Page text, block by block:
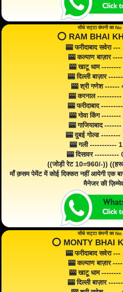
सीधे सट्टा कंपनी का No
⭕️ RAM BHAI
🎰 फरीदाबाद सवेरा
🎰 कल्याण बाज़ार
🎰 खाटू धाम
🎰 दिल्ली बाज़ार
🎰 श्री गणेश ------
🎰 करनाल
🎰 फरीदाबाद
🎰 गोवा किंग
🎰 गाजियाबाद
🎰 दुबई गोल्ड
🎰 गली -----------
🎰 दिसावर
((जोड़ी रेट 10=960/-))
माँ क़सम पेमेंट में कोई दिक्कत नहीं आयेगी एक
मैनेजर की
सीधे सट्टा कंपनी का No
⭕️ MONTY BHAI
🎰 फरीदाबाद सवेरा
🎰 कल्याण बाज़ार
🎰 खाटू धाम
🎰 दिल्ली बाज़ार